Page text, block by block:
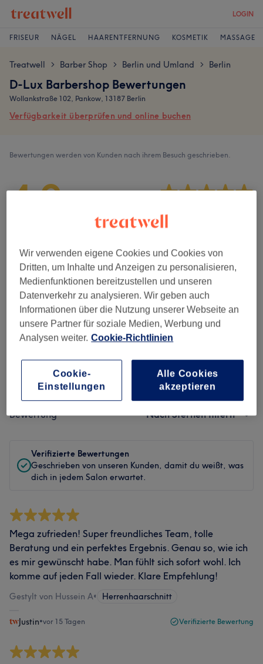
LOGIN
FRISEUR NÄGEL HAARENTFERNUNG KOSMETIK MASSAGE
Treatwell > Barber Shop > Berlin und Umland > Berlin
D-Lux Barbershop Bewertungen
Wollankstraße 102, Pankow, 13187 Berlin
Verfügbarkeit überprüfen und online buchen
Bewertungen werden von Kunden nach ihrem Besuch geschrieben.
4,9
Sauberkeit
Service
Behandlung Alle Bewertungen
Bewertung Nach Sternen filtern
Verifizierte Bewertungen
Geschrieben von unseren Kunden, damit du weißt, was
dich in jedem Salon erwartet.
Mega zufrieden! Super freundliches Team, tolle
Beratung und ein perfektes Ergebnis. Genau so, wie ich
es mir gewünscht habe. Man fühlt sich sofort wohl. Ich
komme auf jeden Fall wieder. Klare Empfehlung!
Gestylt von Hussein A• Herrenhaarschnitt
Justin•vor 15 Tagen Verifizierte Bewertung
Wir verwenden eigene Cookies und Cookies von
Dritten, um Inhalte und Anzeigen zu personalisieren,
Medienfunktionen bereitzustellen und unseren
Datenverkehr zu analysieren. Wir geben auch
Informationen über die Nutzung unserer Webseite an
unsere Partner für soziale Medien, Werbung und
Analysen weiter. Cookie-Richtlinien
Cookie-
Einstellungen
Alle Cookies
akzeptieren